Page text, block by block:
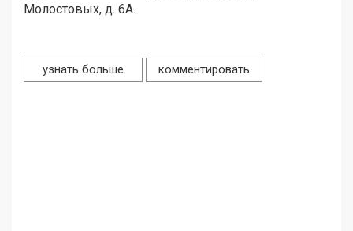
Молостовых, д. 6А.
узнать больше комментировать